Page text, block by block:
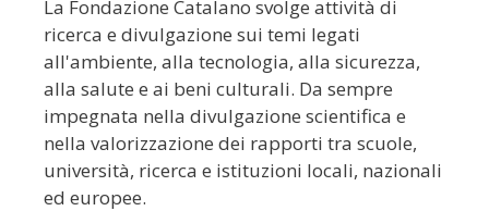
La Fondazione Catalano svolge attività di
ricerca e divulgazione sui temi legati
all'ambiente, alla tecnologia, alla sicurezza,
alla salute e ai beni culturali. Da sempre
impegnata nella divulgazione scientifica e
nella valorizzazione dei rapporti tra scuole,
università, ricerca e istituzioni locali, nazionali
ed europee.